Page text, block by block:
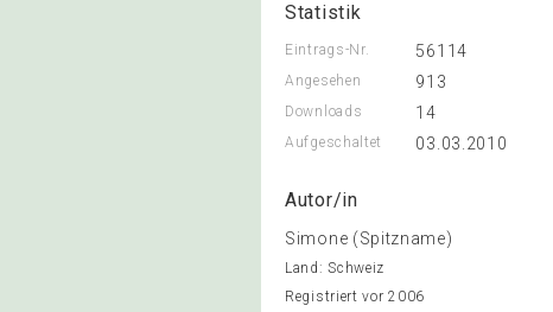
Statistik
Eintrags-Nr. 56114
Angesehen 913
Downloads 14
Aufgeschaltet 03.03.2010
Autor/in
Simone (Spitzname)
Land: Schweiz
Registriert vor 2006